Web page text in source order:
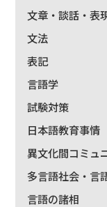
文章・談話・表
文法
表記
言語学
試験対策
日本語教育事情
異文化間コミュ
多言語社会・言
言語の諸相